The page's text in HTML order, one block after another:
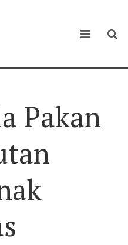
Pakan